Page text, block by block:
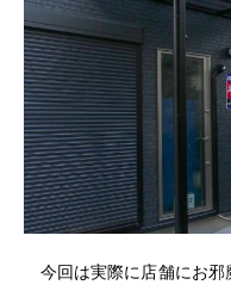
今回は実際に店舗にお邪